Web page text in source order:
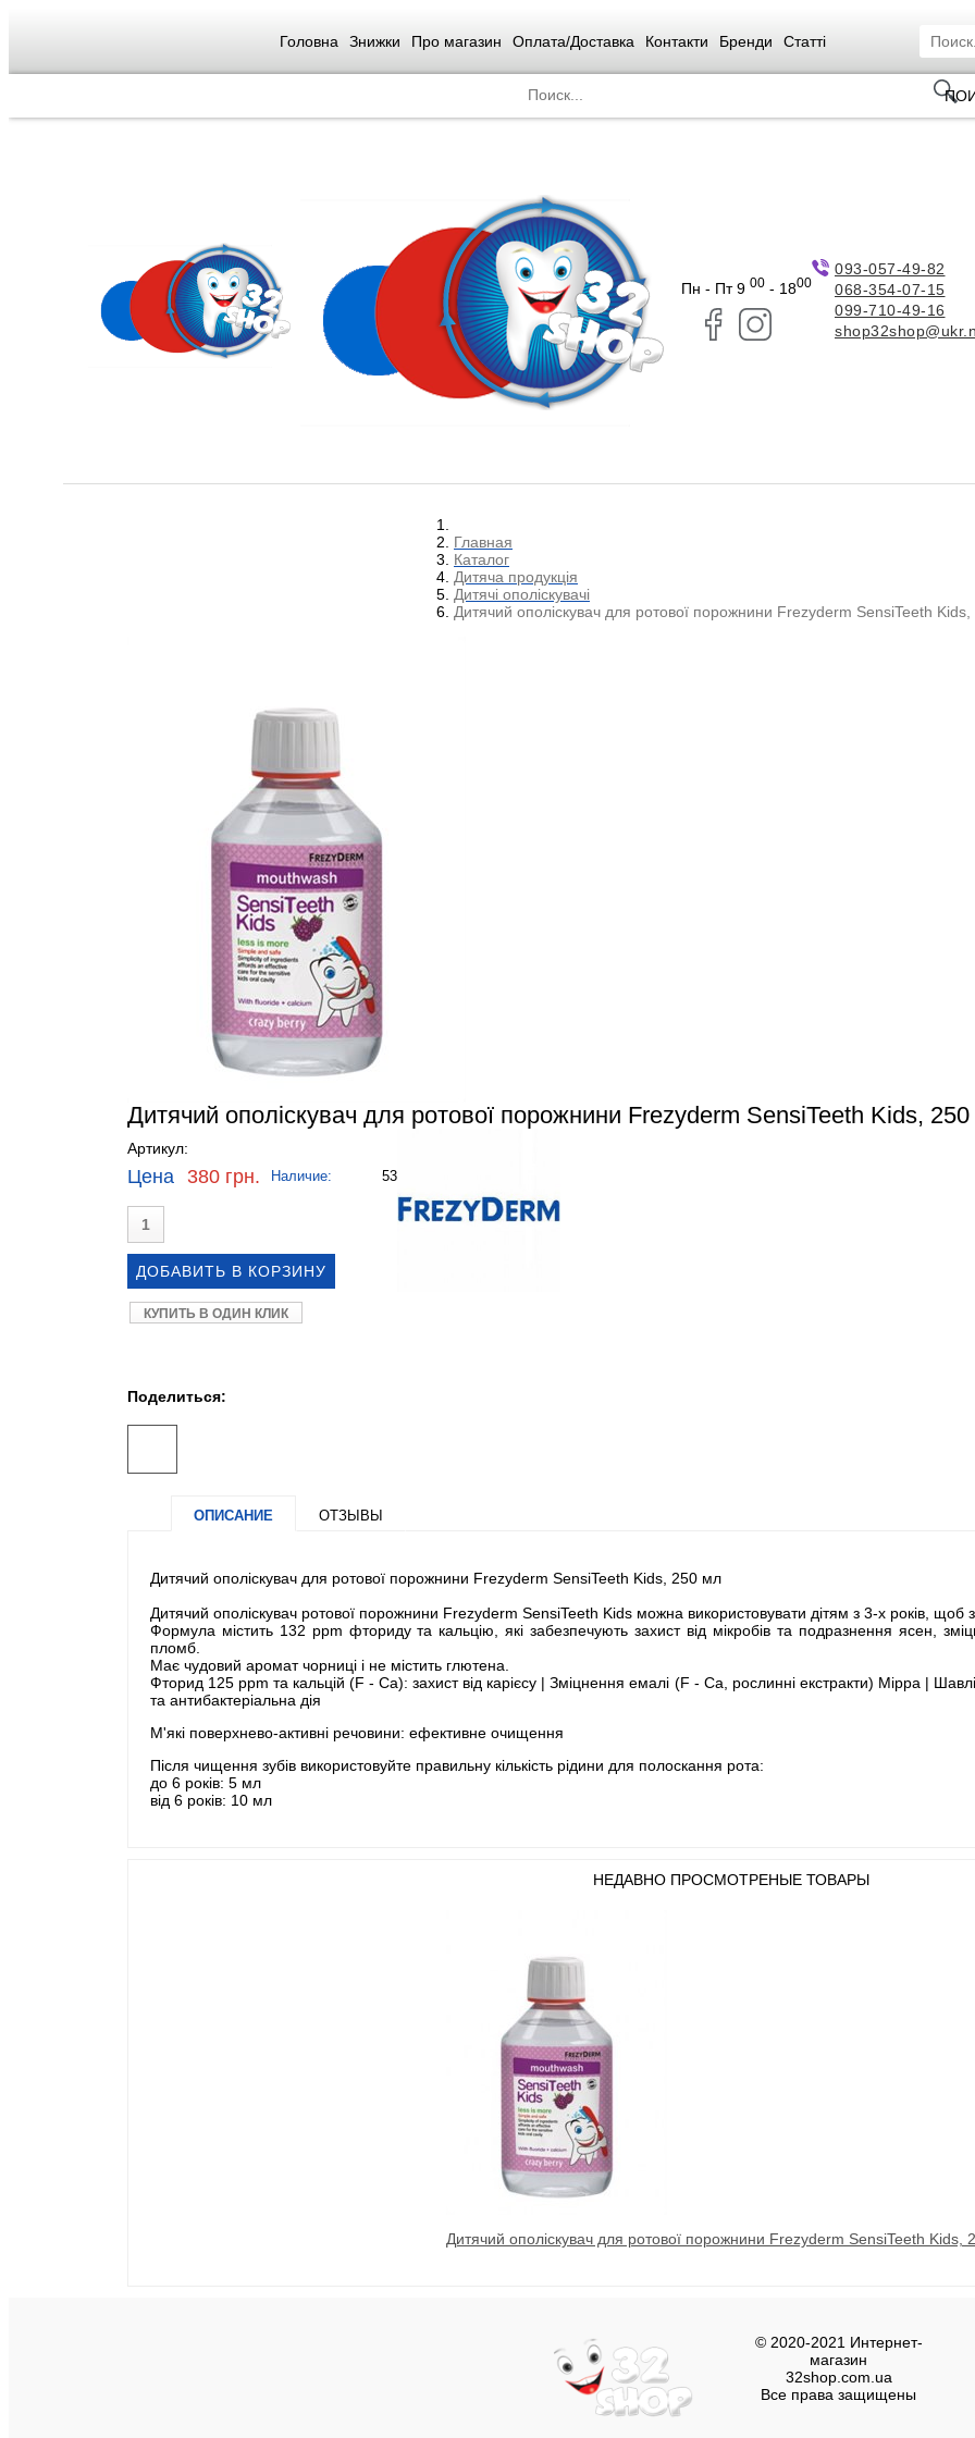
Головна Знижки Про магазин Оплата/Доставка Контакти Бренди Статті
Пн - Пт 9 00 - 1800
093-057-49-82
068-354-07-15
099-710-49-16
Главная
Каталог
Дитяча продукція
Дитячі ополіскувачі
Дитячий ополіскувач для ротової порожнини Frezyderm SensiTeeth
Дитячий ополіскувач для ротової порожнини Frezyderm SensiTeeth Kids,
Артикул:
Цена 380 грн. Наличие: 53
КУПИТЬ В ОДИН КЛИК
Поделиться:
ОПИСАНИЕ ОТЗЫВЫ
Дитячий ополіскувач для ротової порожнини Frezyderm SensiTeeth Kids, 250 мл
Дитячий ополіскувач ротової порожнини Frezyderm SensiTeeth Kids можна використовувати дітям з 3-х років, щоб
Формула містить 132 ppm фториду та кальцію, які забезпечують захист від мікробів та подразнення ясен,
пломб.
Має чудовий аромат чорниці і не містить глютена.
Фторид 125 ppm та кальцій (F - Ca): захист від карієсу | Зміцнення емалі (F - Ca, рослинні екстракти) Мірра |
та антибактеріальна дія
М'які поверхнево-активні речовини: ефективне очищення
Після чищення зубів використовуйте правильну кількість рідини для полоскання рота:
до 6 років: 5 мл
від 6 років: 10 мл
НЕДАВНО ПРОСМОТРЕНЫЕ ТОВАРЫ
Дитячий ополіскувач для ротової порожнини Frezyderm SensiTeeth Kids,
© 2020-2021 Интернет-
магазин
32shop.com.ua
Все права защищены